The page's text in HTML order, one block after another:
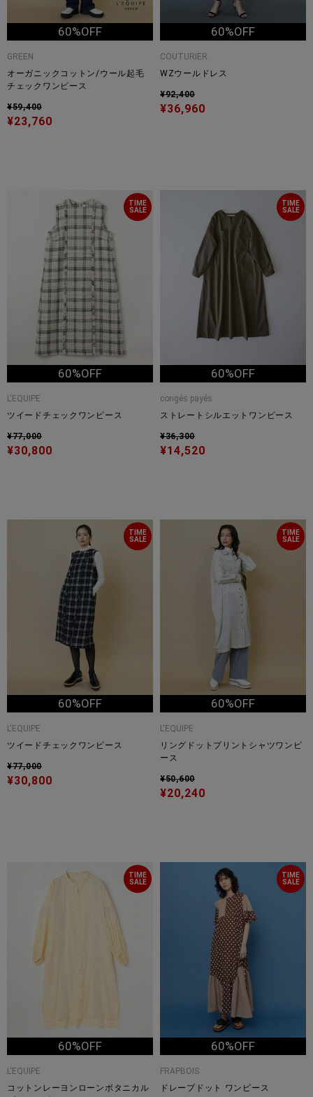
60%OFF
GREEN
オーガニックコットン/ウール起毛
チェックワンピース
¥59,400
¥23,760
60%OFF
COUTURIER
WZウールドレス
¥92,400
¥36,960
TIME
SALE
60%OFF
L'EQUIPE
ツイードチェックワンピース
¥77,000
¥30,800
TIME
SALE
60%OFF
congés payés
ストレートシルエットワンピース
¥36,300
¥14,520
TIME
SALE
60%OFF
L'EQUIPE
ツイードチェックワンピース
¥77,000
¥30,800
TIME
SALE
60%OFF
L'EQUIPE
リングドットプリントシャツワンピ
ース
¥50,600
¥20,240
TIME
SALE
60%OFF
L'EQUIPE
コットンレーヨンローンボタニカル
TIME
SALE
60%OFF
FRAPBOIS
ドレープドット ワンピース